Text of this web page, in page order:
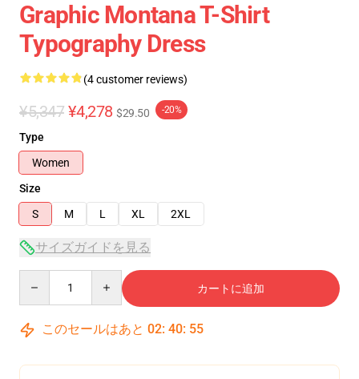
Graphic Montana T-Shirt
Typography Dress
(4 customer reviews)
¥5,347 ¥4,278 $29.50 -20%
Type
Women
Size
S
M L XL 2XL
サイズガイドを見る
カートに追加
このセールはあと 02: 40: 54